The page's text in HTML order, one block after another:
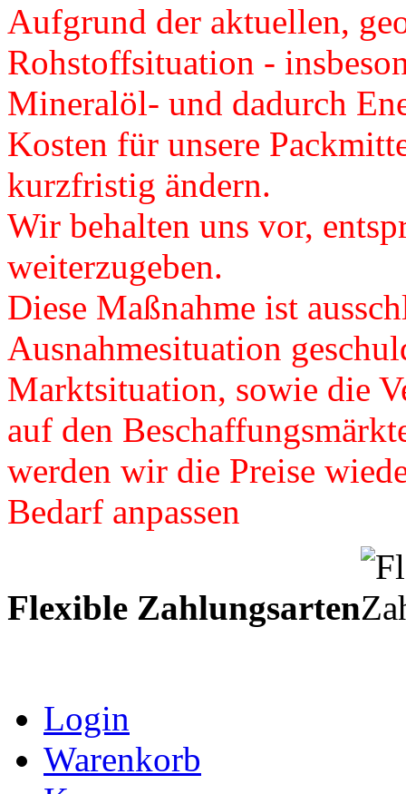
Aufgrund der aktuellen,
Rohstoffsituation -
Mineralöl- und dadurch
Kosten für unsere
kurzfristig ändern.
Wir behalten uns vor,
weiterzugeben.
Diese Maßnahme ist
Ausnahmesituation
Marktsituation, sowie die
auf den
werden wir die Preise
Bedarf anpassen
Flexible Zahlungsarten
Login
Warenkorb